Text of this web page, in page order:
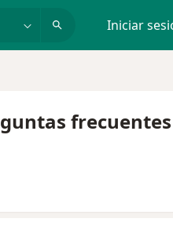
Iniciar
frecuentes